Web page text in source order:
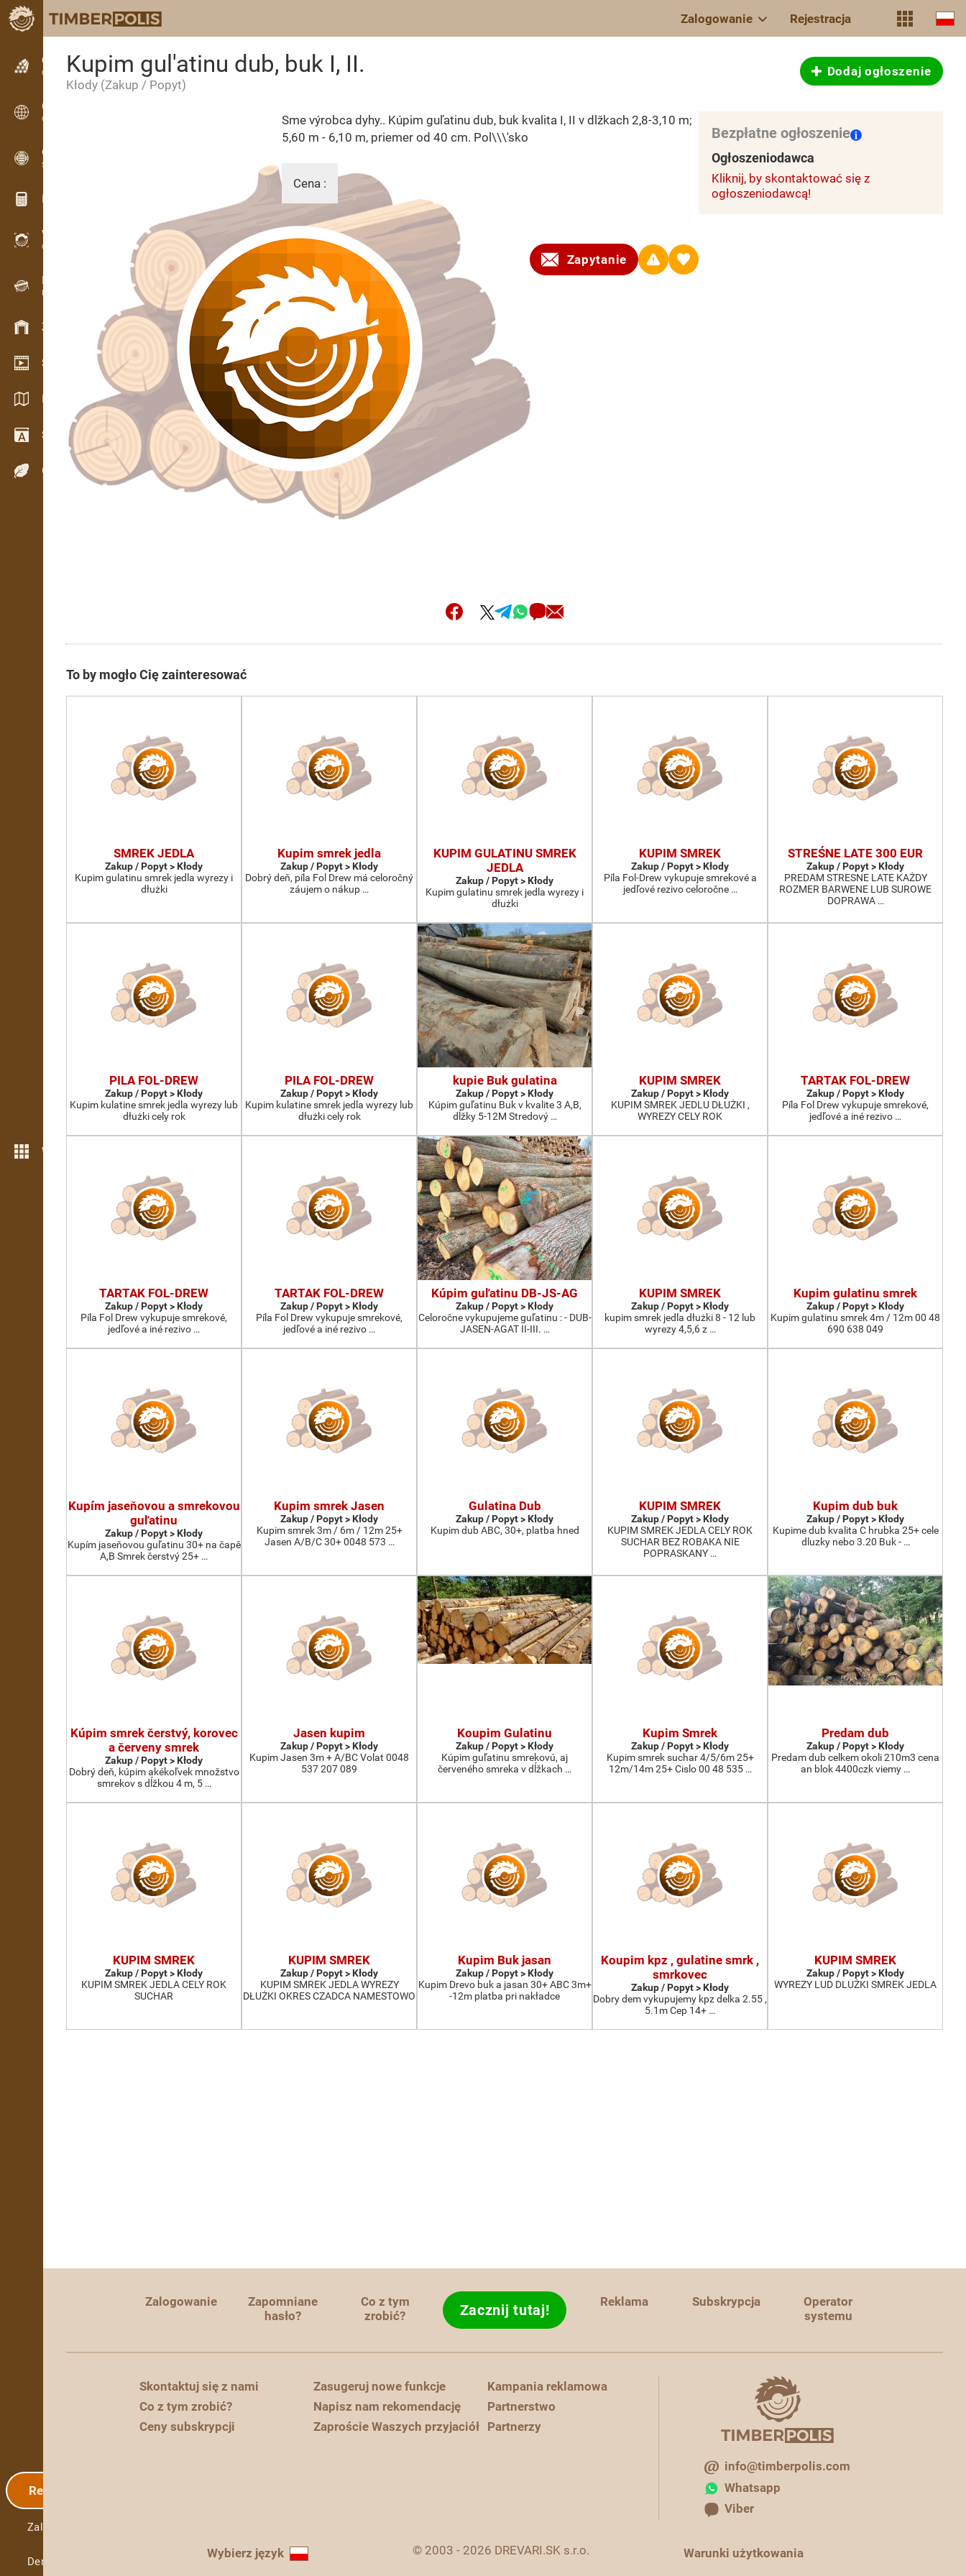
Zalogowanie Rejestracja
Ogłoszenia
Ogłoszenia tekstowe
Ogłoszenia
Ogłoszenia międzynarodowe
OPTI-TIMB
Schematy przetarcia
Kalkulatory drewna
WoodProfi
Objętość drewna z AI
Rejestrator danych
Inwentaryzacja drewna w terenie
Zarządzanie zapasem
Salon wideo
Katalogi / Broszury
Słownik
Gatunki drewna
Więcej możliwości
Rejestracja
Zalogowanie
Demo
Kupim gul'atinu dub, buk I, II.
Kłody (Zakup / Popyt)
Dodaj ogłoszenie
Sme výrobca dyhy.. Kúpim guľatinu dub, buk kvalita I, II v dlžkach 2,8-3,10 m;
5,60 m - 6,10 m, priemer od 40 cm. Pol\\\'sko
Cena :
Zapytanie
Bezpłatne ogłoszenie
Ogłoszeniodawca
Kliknij, by skontaktować się z
ogłoszeniodawcą!
To by mogło Cię zainteresować
SMREK JEDLA
Zakup / Popyt > Kłody
Kupim gulatinu smrek jedla wyrezy i
dłużki
Kupim smrek jedla
Zakup / Popyt > Kłody
Dobrý deň, píla Fol Drew má celoročný
záujem o nákup …
KUPIM GULATINU SMREK
JEDLA
Zakup / Popyt > Kłody
Kupim gulatinu smrek jedla wyrezy i
dłużki
KUPIM SMREK
Zakup / Popyt > Kłody
Píla Fol-Drew vykupuje smrekové a
jedľové rezivo celoročne …
STREŚNE LATE 300 EUR
Zakup / Popyt > Kłody
PREDAM STRESNE LATE KAŻDY
ROZMER BARWENE LUB SUROWE
DOPRAWA …
PILA FOL-DREW
Zakup / Popyt > Kłody
Kupim kulatine smrek jedla wyrezy lub
dłużki cely rok
PILA FOL-DREW
Zakup / Popyt > Kłody
Kupim kulatine smrek jedla wyrezy lub
dłużki cely rok
kupie Buk gulatina
Zakup / Popyt > Kłody
Kúpim guľatinu Buk v kvalite 3 A,B,
dĺžky 5-12M Stredový …
KUPIM SMREK
Zakup / Popyt > Kłody
KUPIM SMREK JEDLU DŁUŻKI ,
WYREZY CELY ROK
TARTAK FOL-DREW
Zakup / Popyt > Kłody
Píla Fol Drew vykupuje smrekové,
jedľové a iné rezivo …
TARTAK FOL-DREW
Zakup / Popyt > Kłody
Píla Fol Drew vykupuje smrekové,
jedľové a iné rezivo …
TARTAK FOL-DREW
Zakup / Popyt > Kłody
Píla Fol Drew vykupuje smrekové,
jedľové a iné rezivo …
Kúpim guľatinu DB-JS-AG
Zakup / Popyt > Kłody
Celoročne vykupujeme guľatinu : - DUB-
JASEN-AGAT II-III. …
KUPIM SMREK
Zakup / Popyt > Kłody
kupim smrek jedla dłużki 8 - 12 lub
wyrezy 4,5,6 z …
Kupim gulatinu smrek
Zakup / Popyt > Kłody
Kupim gulatinu smrek 4m / 12m 00 48
690 638 049
Kupím jaseňovou a smrekovou
guľatinu
Zakup / Popyt > Kłody
Kupím jaseňovou guľatinu 30+ na čapě
A,B Smrek čerstvý 25+ …
Kupim smrek Jasen
Zakup / Popyt > Kłody
Kupim smrek 3m / 6m / 12m 25+
Jasen A/B/C 30+ 0048 573 …
Gulatina Dub
Zakup / Popyt > Kłody
Kupim dub ABC, 30+, platba hned
KUPIM SMREK
Zakup / Popyt > Kłody
KUPIM SMREK JEDLA CELY ROK
SUCHAR BEZ ROBAKA NIE
POPRASKANY …
Kupim dub buk
Zakup / Popyt > Kłody
Kupime dub kvalita C hrubka 25+ cele
dluzky nebo 3.20 Buk - …
Kúpim smrek čerstvý, korovec
a červeny smrek
Zakup / Popyt > Kłody
Dobrý deň, kúpim akékoľvek množstvo
smrekov s dĺžkou 4 m, 5 …
Jasen kupim
Zakup / Popyt > Kłody
Kupim Jasen 3m + A/BC Volat 0048
537 207 089
Koupim Gulatinu
Zakup / Popyt > Kłody
Kúpim guľatinu smrekovú, aj
červeného smreka v dĺžkach …
Kupim Smrek
Zakup / Popyt > Kłody
Kupim smrek suchar 4/5/6m 25+
12m/14m 25+ Cislo 00 48 535 …
Predam dub
Zakup / Popyt > Kłody
Predam dub celkem okoli 210m3 cena
an blok 4400czk viemy …
KUPIM SMREK
Zakup / Popyt > Kłody
KUPIM SMREK JEDLA CELY ROK
SUCHAR
KUPIM SMREK
Zakup / Popyt > Kłody
KUPIM SMREK JEDLA WYREZY
DŁUŻKI OKRES CZADCA NAMESTOWO
Kupim Buk jasan
Zakup / Popyt > Kłody
Kupim Drevo buk a jasan 30+ ABC 3m+
-12m platba pri nakładce
Koupim kpz , gulatine smrk ,
smrkovec
Zakup / Popyt > Kłody
Dobry dem vykupujemy kpz delka 2.55 ,
5.1m Cep 14+ …
KUPIM SMREK
Zakup / Popyt > Kłody
WYREZY LUD DLUŻKI SMREK JEDLA
Zalogowanie
Zapomniane
hasło?
Co z tym
zrobić?
Zacznij tutaj! Reklama Subskrypcja
Operator
systemu
Skontaktuj się z nami
Co z tym zrobić?
Ceny subskrypcji
Zasugeruj nowe funkcje
Napisz nam rekomendację
Zaproście Waszych przyjaciół
Kampania reklamowa
Partnerstwo
Partnerzy
info@timberpolis.com
Whatsapp
Viber
Wybierz język © 2003 - 2026 DREVARI.SK s.r.o. Warunki użytkowania